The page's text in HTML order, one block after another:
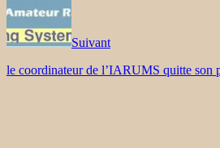
Suivant
le coordinateur de l’IARUMS quitte son